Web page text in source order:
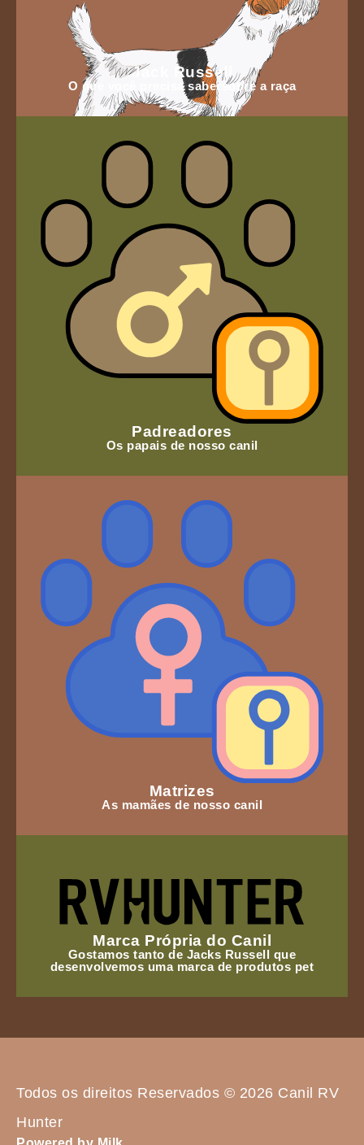
Jack Russell
O que você precisa sabersobre a raça
Padreadores
Os papais de nosso canil
Matrizes
As mamães de nosso canil
Marca Própria do Canil
Gostamos tanto de Jacks Russell que
desenvolvemos uma marca de produtos pet
Todos os direitos Reservados © 2026 Canil RV
Hunter